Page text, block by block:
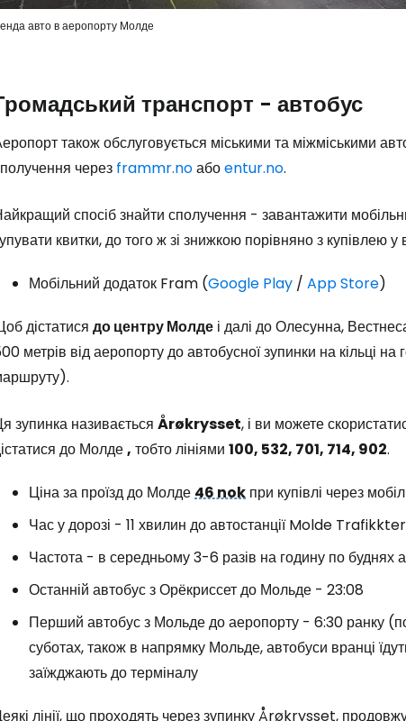
авто в аеропорту Молде
транспорт - автобус
також обслуговується міськими та міжміськими
через frammr.noабоentur.no.
спосіб знайти сполучення - завантажити
квитки, до того ж зі знижкою порівняно з купівлею у
Мобільний додаток Fram (Google Play / App Store)
дістатися до центру Молде і далі до Олесунна,
метрів від аеропорту до автобусної зупинки на кільці на
зупинка називається Årøkrysset, і ви можете
до Молде, тобто лініями 100, 532, 701, 714, 902.
Ціна за проїзд до Молде 46 nok при купівлі через
Час у дорозі - 11 хвилин до автостанції Molde
Частота - в середньому 3-6 разів на годину по буднях
Останній автобус з Орёкриссет до Мольде - 23:08
Перший автобус з Мольде до аеропорту - 6:30 ранку
суботах, також в напрямку Мольде, автобуси вранці
заїжджають до терміналу
лінії, що проходять через зупинку Årøkrysset,
Увійдіть до
... світова туристична спільнота